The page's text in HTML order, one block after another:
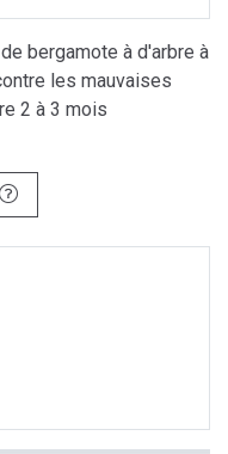
bergamote à d'arbre à
les mauvaises
2 à 3 mois